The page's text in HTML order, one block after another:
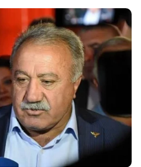
的支持
个垃圾填埋场发生大火